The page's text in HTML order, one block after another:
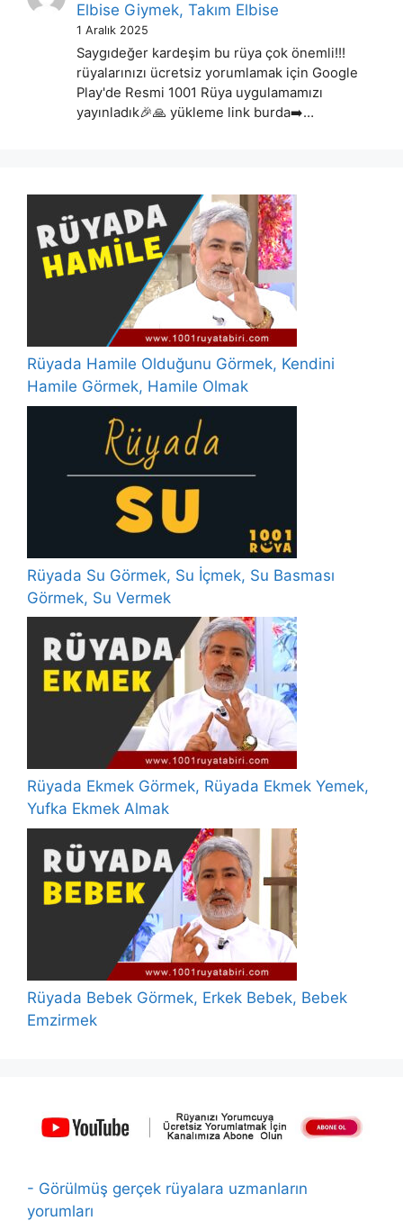
Elbise Giymek, Takım Elbise
1 Aralık 2025
Saygıdeğer kardeşim bu rüya çok önemli!!!
rüyalarınızı ücretsiz yorumlamak için Google
Play'de Resmi 1001 Rüya uygulamamızı
yayınladık🎉🙏 yükleme link burda➡️…
Rüyada Hamile Olduğunu Görmek, Kendini
Hamile Görmek, Hamile Olmak
Rüyada Su Görmek, Su İçmek, Su Basması
Görmek, Su Vermek
Rüyada Ekmek Görmek, Rüyada Ekmek Yemek,
Yufka Ekmek Almak
Rüyada Bebek Görmek, Erkek Bebek, Bebek
Emzirmek
- Görülmüş gerçek rüyalara uzmanların
yorumları